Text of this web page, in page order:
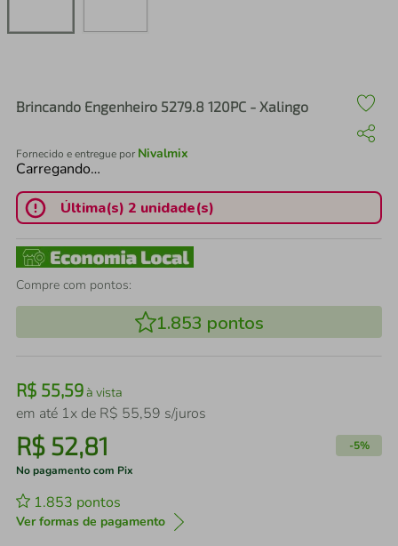
Brincando Engenheiro 5279.8 120PC - Xalingo
Fornecido e entregue por Nivalmix
Carregando…
Última(s) 2 unidade(s)
Compre com pontos:
1.853 pontos
R$ 55,59à vista
em até 1x de R$ 55,59 s/juros
R$ 52,81 -5%
No pagamento com Pix
1.853 pontos
Ver formas de pagamento